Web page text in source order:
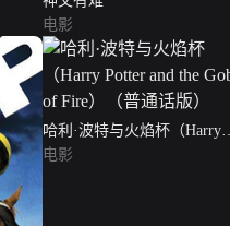
电影
哈利·波特与火焰杯（Harry
Potter and the Goblet of Fire）
电影